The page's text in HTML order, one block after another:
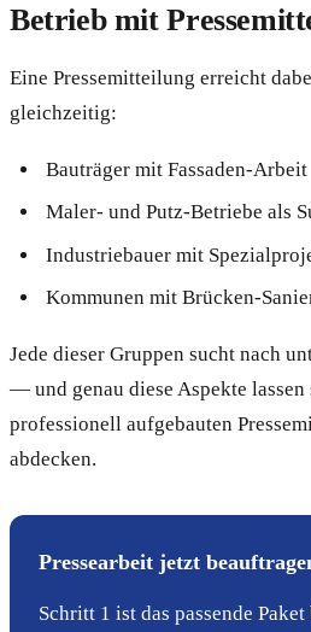
Betrieb mit
Eine Pressemitteilung erreicht
gleichzeitig:
Bauträger mit Fassaden-Arbeit
Maler- und Putz-Betriebe als
Industriebauer mit
Kommunen mit Brücken-
Jede dieser Gruppen sucht nach
— und genau diese Aspekte
professionell aufgebauten
abdecken.
Pressearbeit jetzt
Schritt 1 ist das passende Paket